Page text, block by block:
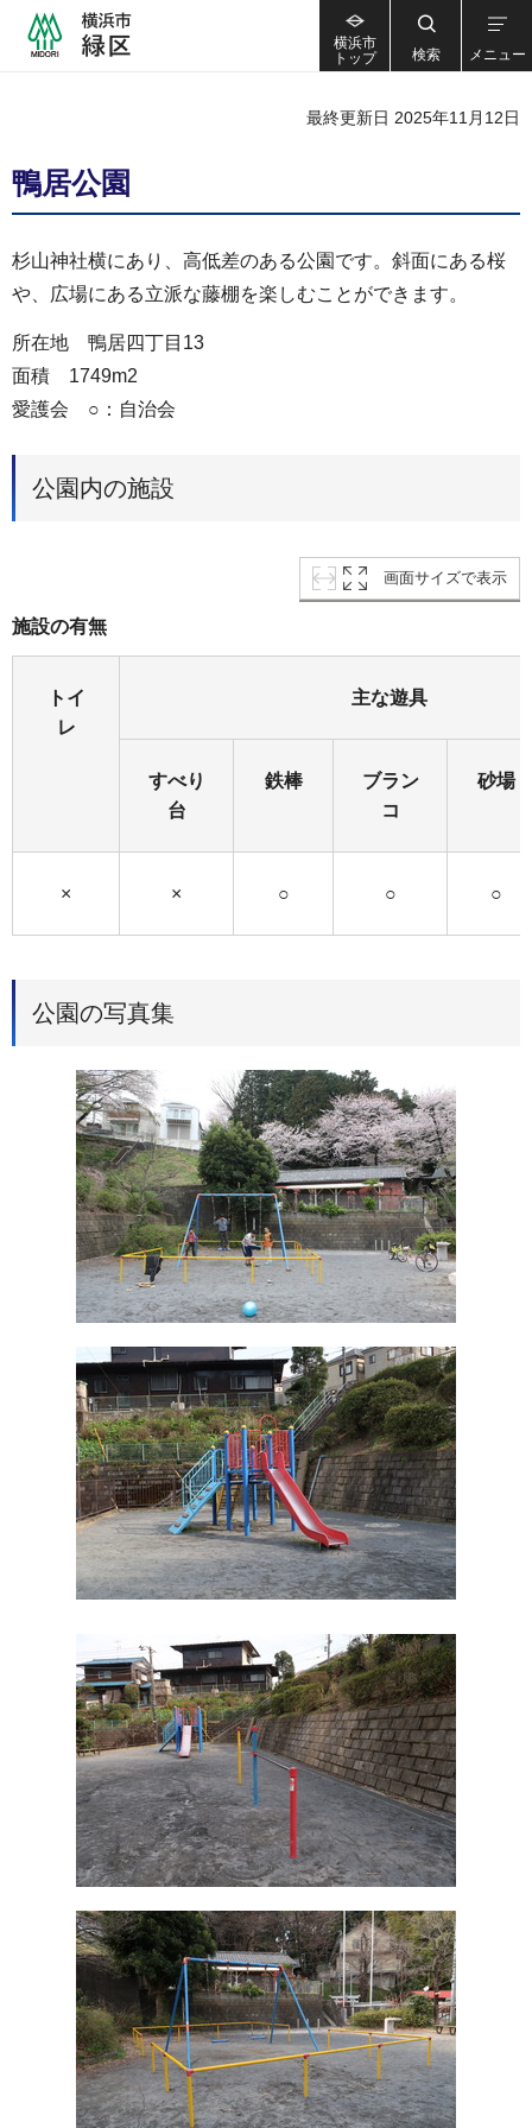
横浜市
トップ
検索 メニュー
最終更新日 2025年11月12日
鴨居公園
杉山神社横にあり、高低差のある公園です。斜面にある桜
や、広場にある立派な藤棚を楽しむことができます。
所在地 鴨居四丁目13
面積 1749m2
愛護会 ○：自治会
公園内の施設
画面サイズで表示
施設の有無
トイ
レ
主な遊具
すべり
台
鉄棒
ブラン
コ
砂場
× × ○ ○ ○
公園の写真集